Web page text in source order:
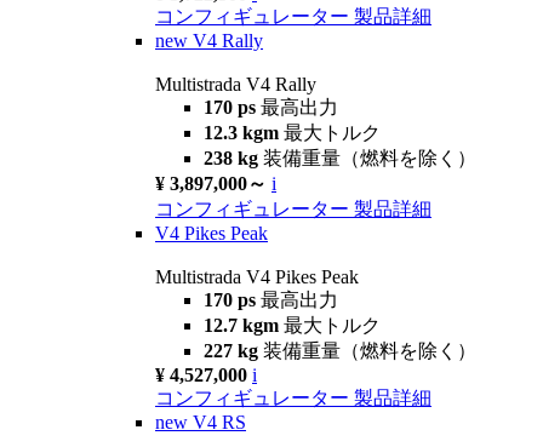
コンフィギュレーター 製品詳細
new V4 Rally
Multistrada V4 Rally
170 ps 最高出力
12.3 kgm 最大トルク
238 kg 装備重量（燃料を除く）
¥ 3,897,000～ i
コンフィギュレーター 製品詳細
V4 Pikes Peak
Multistrada V4 Pikes Peak
170 ps 最高出力
12.7 kgm 最大トルク
227 kg 装備重量（燃料を除く）
¥ 4,527,000 i
コンフィギュレーター 製品詳細
new V4 RS